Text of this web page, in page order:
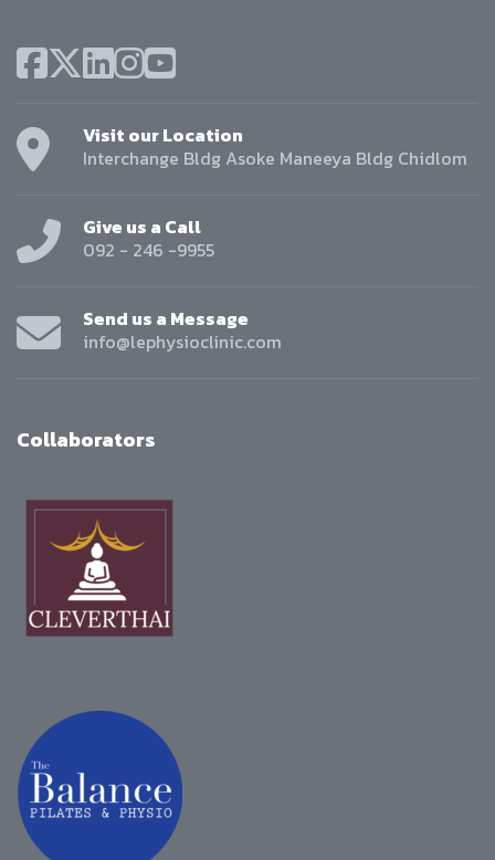
Visit our Location
Interchange Bldg Asoke Maneeya Bldg Chidlom
Give us a Call
092 - 246 -9955
Send us a Message
info@lephysioclinic.com
Collaborators